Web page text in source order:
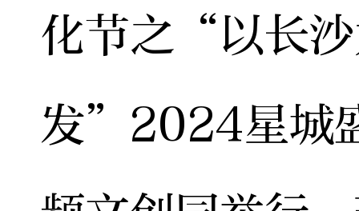
化节之“以长
发”2024星城